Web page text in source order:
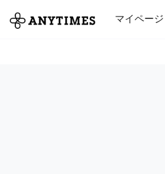
マイページ
全て 修理・組立